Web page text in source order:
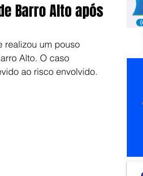
Barro Alto após
realizou um pouso
Alto. O caso
ao risco envolvido.